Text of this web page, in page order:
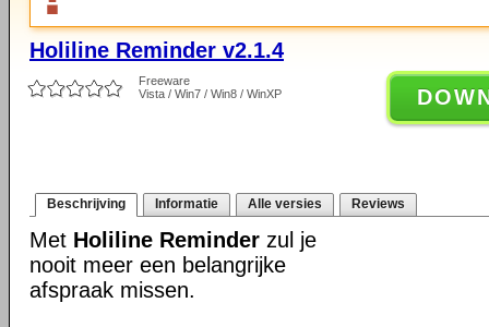
Holiline Reminder v2.1.4
Freeware
Vista / Win7 / Win8 / WinXP
Beschrijving Informatie Alle versies Reviews
Met Holiline Reminder zul je
nooit meer een belangrijke
afspraak missen.